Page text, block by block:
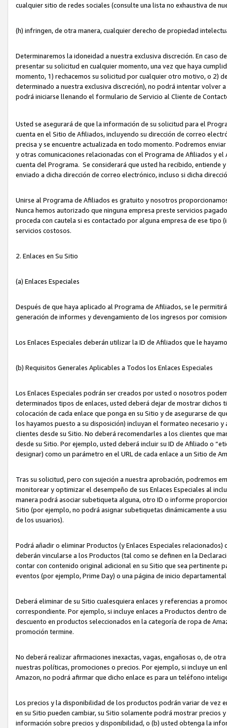
cualquier sitio de redes sociales (consulte una lista no exhaustiva de
(h) infringen, de otra manera, cualquier derecho de propiedad
Determinaremos la idoneidad a nuestra exclusiva discreción. En caso
presentar su solicitud en cualquier momento, una vez que haya
momento, 1) rechacemos su solicitud por cualquier otro motivo, o 2)
determinado a nuestra exclusiva discreción), no podrá intentar volver
podrá iniciarse llenando el formulario de Servicio al Cliente de
Usted se asegurará de que la información de su solicitud para el
cuenta en el Sitio de Afiliados, incluyendo su dirección de correo
precisa y se encuentre actualizada en todo momento. Podremos
y otras comunicaciones relacionadas con el Programa de Afiliados y
cuenta del Programa. Se considerará que usted ha recibido, entiende
enviado a dicha dirección de correo electrónico, incluso si dicha
Unirse al Programa de Afiliados es gratuito y nosotros
Nunca hemos autorizado que ninguna empresa preste servicios
proceda con cautela si es contactado por alguna empresa de ese
servicios costosos.
2. Enlaces en Su Sitio
(a) Enlaces Especiales
Después de que haya aplicado al Programa de Afiliados, se le
generación de informes y devengamiento de los ingresos por
Los Enlaces Especiales deberán utilizar la ID de Afiliados que le
(b) Requisitos Generales Aplicables a Todos los Enlaces Especiales
Los Enlaces Especiales podrán ser creados por usted o nosotros
determinados tipos de enlaces, usted deberá dejar de mostrar dichos
colocación de cada enlace que ponga en su Sitio y de asegurarse de
los hayamos puesto a su disposición) incluyan el formateo necesario
clientes desde su Sitio. No deberá recomendarles a los clientes que
desde su Sitio. Por ejemplo, usted deberá incluir su ID de Afiliado o
designar) como un parámetro en el URL de cada enlace a un Sitio de
Tras su solicitud, pero con sujeción a nuestra aprobación, podremos
monitorear y optimizar el desempeño de sus Enlaces Especiales al
manera podrá asociar subetiqueta alguna, otro ID o informe
Sitio (por ejemplo, no podrá asignar subetiquetas dinámicamente a
de los usuarios).
Podrá añadir o eliminar Productos (y Enlaces Especiales
deberán vincularse a los Productos (tal como se definen en la
contar con contenido original adicional en su Sitio que sea pertinente
eventos (por ejemplo, Prime Day) o una página de inicio
Deberá eliminar de su Sitio cualesquiera enlaces y referencias a
correspondiente. Por ejemplo, si incluye enlaces a Productos dentro
descuento en productos seleccionados en la categoría de ropa de
promoción termine.
No deberá realizar afirmaciones inexactas, vagas, engañosas o, de
nuestras políticas, promociones o precios. Por ejemplo, si incluye un
Amazon, no podrá afirmar que dicho enlace es para un teléfono
Los precios y la disponibilidad de los productos podrán variar de vez
en su Sitio pueden cambiar, su Sitio solamente podrá mostrar
información sobre precios y disponibilidad, o (b) usted obtenga la